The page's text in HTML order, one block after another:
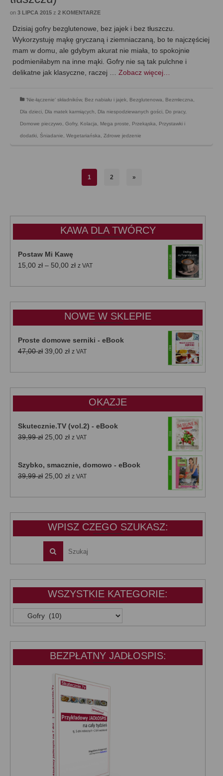
on 3 LIPCA 2015 z 2 KOMENTARZE
Dzisiaj gofry bezglutenowe, bez jajek i bez tłuszczu.
Wykorzystuję mąkę gryczaną i ziemniaczaną, bo te najczęściej
mam w domu, ale gdybym akurat nie miała, to spokojnie
podmieniłabym na inne mąki. Gofry nie są tak pulchne i
delikatne jak klasyczne, raczej … Zobacz więcej…
'Nie-łączenie' składników, Bez nabiału i jajek Bezglutenowa Bezmleczna
Dla dzieci Dla matek karmiących Dla niespodziewanych gości Do pracy,
Domowe pieczywo Gofry, Kolacja Mega proste Przekąska Przystawki i
dodatki Śniadanie Wegetariańska Zdrowe jedzenie
1 2 »
KAWA DLA TWÓRCY
Postaw Mi Kawę
15,00 zł – 50,00 złZakres
od
do
50,00 zł
z VAT
NOWE W SKLEPIE
Proste domowe serniki - eBook
47,00zł Pierwotna
wynosiła:
39,00 złAktualna
wynosi:
z VAT
OKAZJE
Skutecznie.TV (vol.2) - eBook
39,99zł Pierwotna
39,99 zł.
25,00 złAktualna
25,00 zł.
z VAT
Szybko, smacznie, domowo - eBook
39,99zł Pierwotna
wynosiła:
25,00 złAktualna
wynosi:
z VAT
WPISZ CZEGO SZUKASZ:
WSZYSTKIE KATEGORIE:
WSZYSTKIE
KATEGORIE:
BEZPŁATNY JADŁOSPIS: